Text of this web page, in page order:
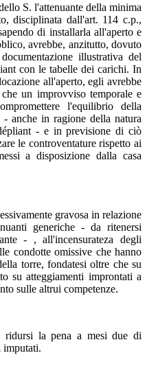
S. l'attenuante della minima
disciplinata dall'art. 114 c.p.,
di installarla all'aperto e
avrebbe, anzitutto, dovuto
illustrativa del
con le tabelle dei carichi. In
all'aperto, egli avrebbe
un improvviso temporale e
l'equilibrio della
- anche in ragione della natura
- e in previsione di ciò
le controventature rispetto ai
a disposizione dalla casa
gravosa in relazione
generiche - da ritenersi
- , all'incensurateza degli
condotte omissive che hanno
torre, fondatesi oltre che su
su atteggiamenti improntati a
sulle altrui competenze.
ridursi la pena a mesi due di
imputati.